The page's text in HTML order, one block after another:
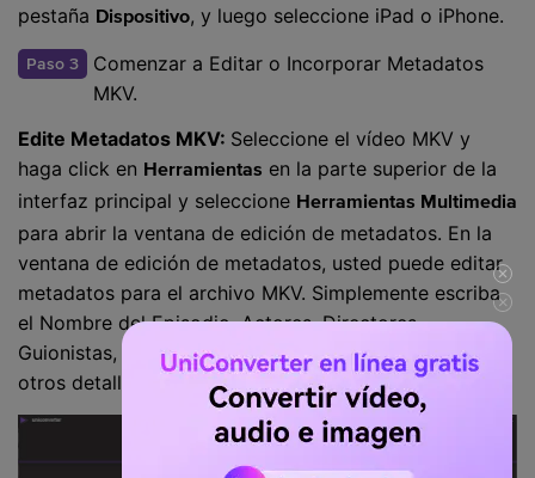
pestaña Dispositivo, y luego seleccione iPad o iPhone.
Paso 3
Comenzar a Editar o Incorporar Metadatos
MKV.
Edite Metadatos MKV: Seleccione el vídeo MKV y
haga click en Herramientas en la parte superior de la
interfaz principal y seleccione Herramientas Multimedia
para abrir la ventana de edición de metadatos. En la
ventana de edición de metadatos, usted puede editar
metadatos para el archivo MKV. Simplemente escriba
el Nombre del Episodio, Actores, Directores,
Guionistas, Etiquetas, Descripción, Comentarios y
otros detalles, y luego haga click en
OK para guardar.